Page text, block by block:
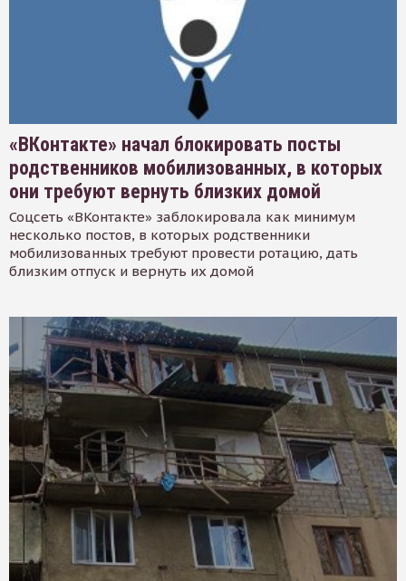
«ВКонтакте» начал блокировать посты
родственников мобилизованных, в которых
они требуют вернуть близких домой
Соцсеть «ВКонтакте» заблокировала как минимум
несколько постов, в которых родственники
мобилизованных требуют провести ротацию, дать
близким отпуск и вернуть их домой